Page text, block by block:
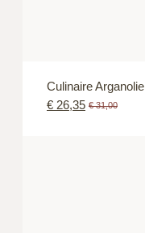
Culinaire Arganolie
€31,00
€ 26,35